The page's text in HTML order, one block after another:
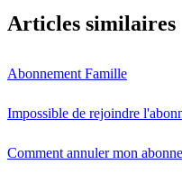
Articles similaires
Abonnement Famille
Impossible de rejoindre
Comment annuler mon